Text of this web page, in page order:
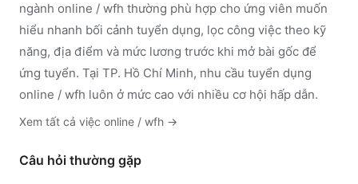
ngành online / wfh thường phù hợp cho ứng viên muốn
hiểu nhanh bối cảnh tuyển dụng, lọc công việc theo kỹ
năng, địa điểm và mức lương trước khi mở bài gốc để
ứng tuyển. Tại TP. Hồ Chí Minh, nhu cầu tuyển dụng
online / wfh luôn ở mức cao với nhiều cơ hội hấp dẫn.
Xem tất cả việc online / wfh →
Câu hỏi thường gặp